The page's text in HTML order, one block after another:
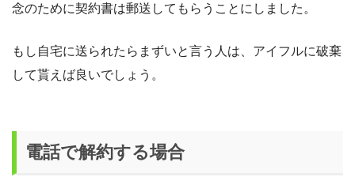
念のために契約書は郵送してもらうことにしました。
もし自宅に送られたらまずいと言う人は、アイフルに破棄
して貰えば良いでしょう。
電話で解約する場合